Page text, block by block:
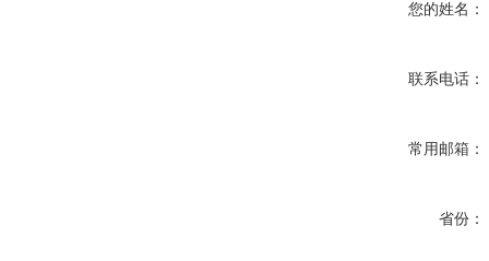
您的姓名：
联系电话：
常用邮箱：
省份：